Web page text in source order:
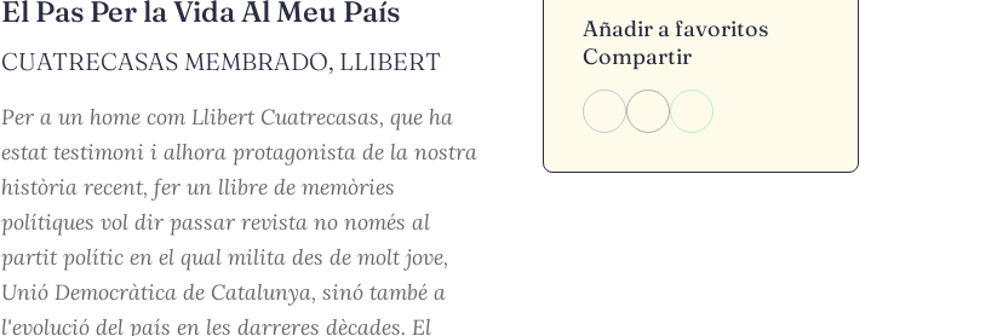
El Pas Per la Vida Al Meu País
CUATRECASAS MEMBRADO, LLIBERT
Per a un home com Llibert Cuatrecasas, que ha
estat testimoni i alhora protagonista de la nostra
història recent, fer un llibre de memòries
polítiques vol dir passar revista no només al
partit polític en el qual milita des de molt jove,
Unió Democràtica de Catalunya, sinó també a
l'evolució del país en les darreres dècades. El
Añadir a favoritos
Compartir